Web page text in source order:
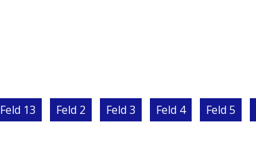
Feld 13 Feld 2 Feld 3 Feld 4 Feld 5